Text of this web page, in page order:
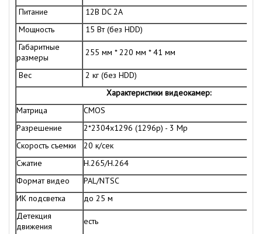
Питание
12В DC 2А
Мощность
15 Вт (без HDD)
Габаритные
размеры
255 мм * 220 мм * 41 мм
Вес
2 кг (без HDD)
Характеристики видеокамер:
Матрица
CMOS
Разрешение
2*2304x1296 (1296р) - 3 Mp
Скорость съемки
20 к/сек
Сжатие
H.265/H.264
Формат видео
PAL/NTSC
ИК подсветка
до 25 м
Детекция
движения
есть